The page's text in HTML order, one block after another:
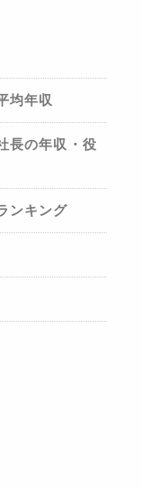
均年収
長の年収・役
ンキング